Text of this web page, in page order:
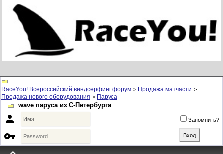
RaceYou! Всероссийский виндсерфинг форум > Продажа матчасти >
Продажа нового оборудования > Паруса
wave паруса из С-Петербурга
 Запомнить?
